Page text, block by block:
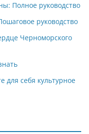
Полное руководство
руководство
Черноморского
себя культурное